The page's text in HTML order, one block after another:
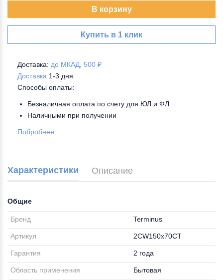
В корзину
Купить в 1 клик
Доставка: до МКАД, 500 ₽
Доставка 1-3 дня
Способы оплаты:
Безналичная оплата по счету для ЮЛ и ФЛ
Наличными при получении
Побробнее
Характеристики Описание
Общие
Бренд Terminus
Артикул 2CW150х70CT
Гарантия 2 года
Область применения Бытовая